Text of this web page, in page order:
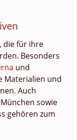
die für ihre
Besonders
und
Materialien und
Auch
München sowie
gehören zum